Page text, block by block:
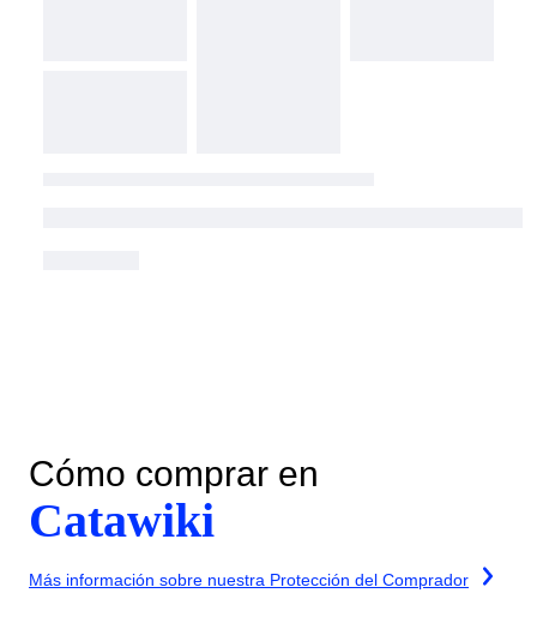
Cómo comprar en
Catawiki
Más información sobre nuestra Protección del Comprador